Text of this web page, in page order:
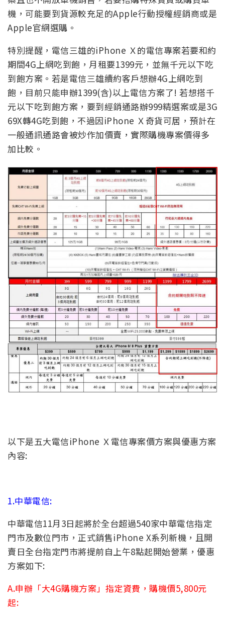
機，可能要到貨源較充足的Apple行動授權經銷商或是
Apple官網選購。
特別提醒，電信三雄的iPhone Ｘ的電信專案若要和約
期間4G上網吃到飽，月租要1399元，並無千元以下吃
到飽方案。若是電信三雄續約客戶想辦4G上網吃到
飽，目前只能申辦1399(含)以上電信方案了! 若想搭千
元以下吃到飽方案，要到經銷通路辦999精選案或是3G
69X轉4G吃到飽，不過因iPhone Ｘ 奇貨可居，預計在
一般通訊通路會被炒作加價賣，實際購機專案價得多
加比較。
以下是五大電信iPhone Ｘ 電信專案價方案與優惠方案
內容:
1.中華電信:
中華電信11月3日起將於全台超過540家中華電信指定
門市及數位門市，正式銷售iPhone X系列新機，且開
賣日全台指定門市將提前自上午8點起開始營業，優惠
方案如下:
A.申辦「大4G購機方案」指定資費，購機價5,800元
起: